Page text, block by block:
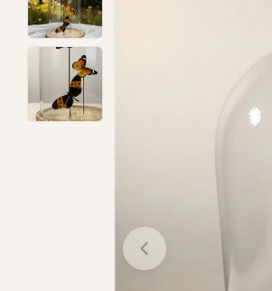
Open media 0 in modal